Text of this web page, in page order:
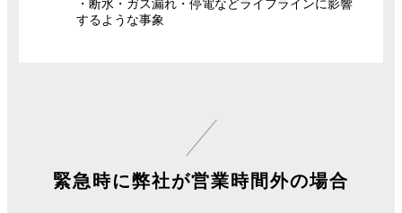
・断水・ガス漏れ・停電などライフラインに影響
するような事象
緊急時に弊社が営業時間外の場合